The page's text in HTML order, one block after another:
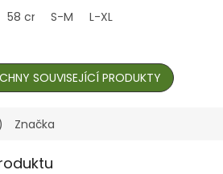
58 cm 59 cm (L)
5
S-M L-XL
SOUVISEJÍCÍ PRODUKTY
Značka